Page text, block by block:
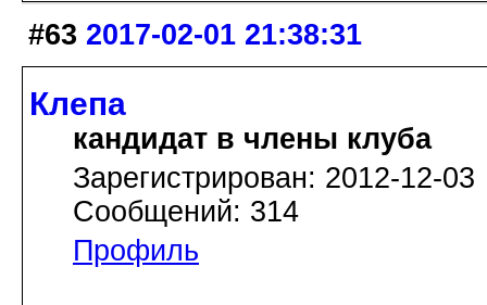
#63 2017-02-01 21:38:31
Клепа
кандидат в члены клуба
Зарегистрирован: 2012-12-03
Сообщений: 314
Профиль